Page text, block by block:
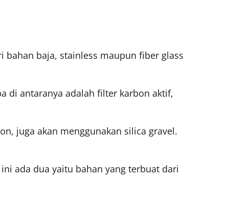
baja, stainless maupun fiber glass
di antaranya adalah filter karbon aktif,
juga akan menggunakan silica gravel.
ada dua yaitu bahan yang terbuat dari